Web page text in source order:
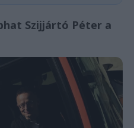
Szijjártó Péter a